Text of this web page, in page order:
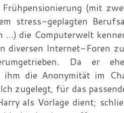
(mit
stress-geplagten
die Computerwelt
diversen Internet-Foren
Da er
ihm die Anonymität im
zugelegt, für das
als Vorlage dient;